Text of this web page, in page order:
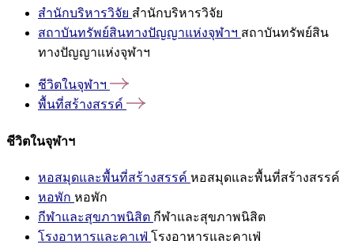
สำนักบริหารวิจัย สำนักบริหารวิจัย
สถาบันทรัพย์สินทางปัญญาแห่งจุฬาฯ สถาบันทรัพย์สิน
ทางปัญญาแห่งจุฬาฯ
ชีวิตในจุฬาฯ
พื้นที่สร้างสรรค์
ชีวิตในจุฬาฯ
หอสมุดและพื้นที่สร้างสรรค์ หอสมุดและพื้นที่สร้างสรรค์
หอพัก หอพัก
กีฬาและสุขภาพนิสิต กีฬาและสุขภาพนิสิต
โรงอาหารและคาเฟ่ โรงอาหารและคาเฟ่